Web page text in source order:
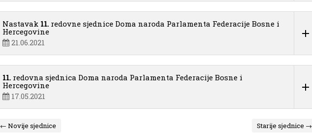
Nastavak 11. redovne sjednice Doma naroda Parlamenta Federacije Bosne i
Hercegovine
21.06.2021
11. redovna sjednica Doma naroda Parlamenta Federacije Bosne i
Hercegovine
17.05.2021
← Novije sjednice Starije sjednice →